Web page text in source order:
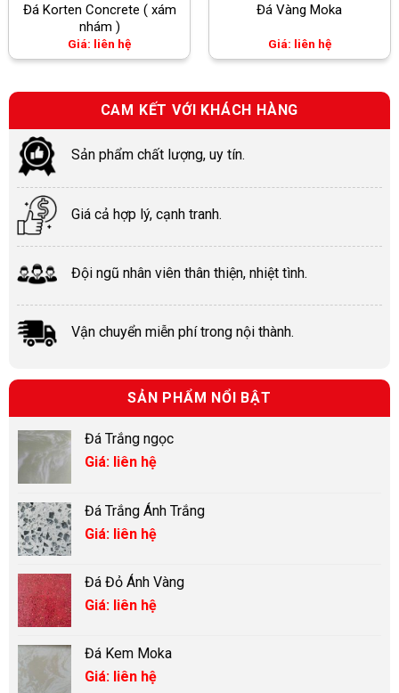
Đá Korten Concrete ( xám
nhám )
Giá: liên hệ
Đá Vàng Moka
Giá: liên hệ
CAM KẾT VỚI KHÁCH HÀNG
Sản phẩm chất lượng, uy tín.
Giá cả hợp lý, cạnh tranh.
Đội ngũ nhân viên thân thiện, nhiệt tình.
Vận chuyển miễn phí trong nội thành.
SẢN PHẨM NỔI BẬT
Đá Trắng ngọc
Giá: liên hệ
Đá Trắng Ánh Trắng
Giá: liên hệ
Đá Đỏ Ánh Vàng
Giá: liên hệ
Đá Kem Moka
Giá: liên hệ